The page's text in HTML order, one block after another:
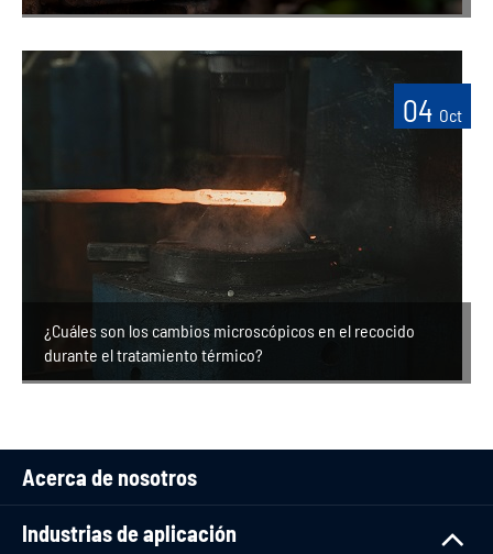
04 Oct
¿Cuáles son los cambios microscópicos en el recocido
durante el tratamiento térmico?
Acerca de nosotros
Industrias de aplicación